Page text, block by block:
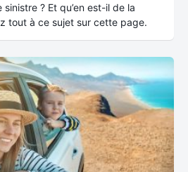
? Et qu’en est-il de la
tout à ce sujet sur cette page.